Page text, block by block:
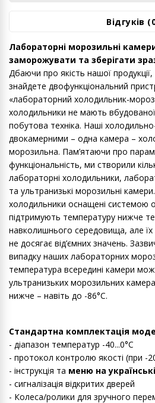
Відгуків
Лабораторні морозильні
заморожувати та зберігати
Дбаючи про якість нашої
знайдете двофункціональний
«лабораторний холодильник-
холодильники не мають
побутова техніка. Наші
двокамерними – одна камера –
морозильна. Пам’ятаючи про
функціональність, ми створили
лабораторні холодильники,
та ультранизькі морозильні
холодильники оснащені системою
підтримують температуру нижче
навколишнього середовища, але їх
не досягає від’ємних значень.
випадку наших лабораторних
температура всередині камери
ультранизьких морозильних
нижче – навіть до -86°C.
Стандартна комплектація
- діапазон температур -40...0°C
- протокол контролю якості (при -
- інструкція та меню на
- сигналізація відкритих дверей
- Колеса/ролики для зручного